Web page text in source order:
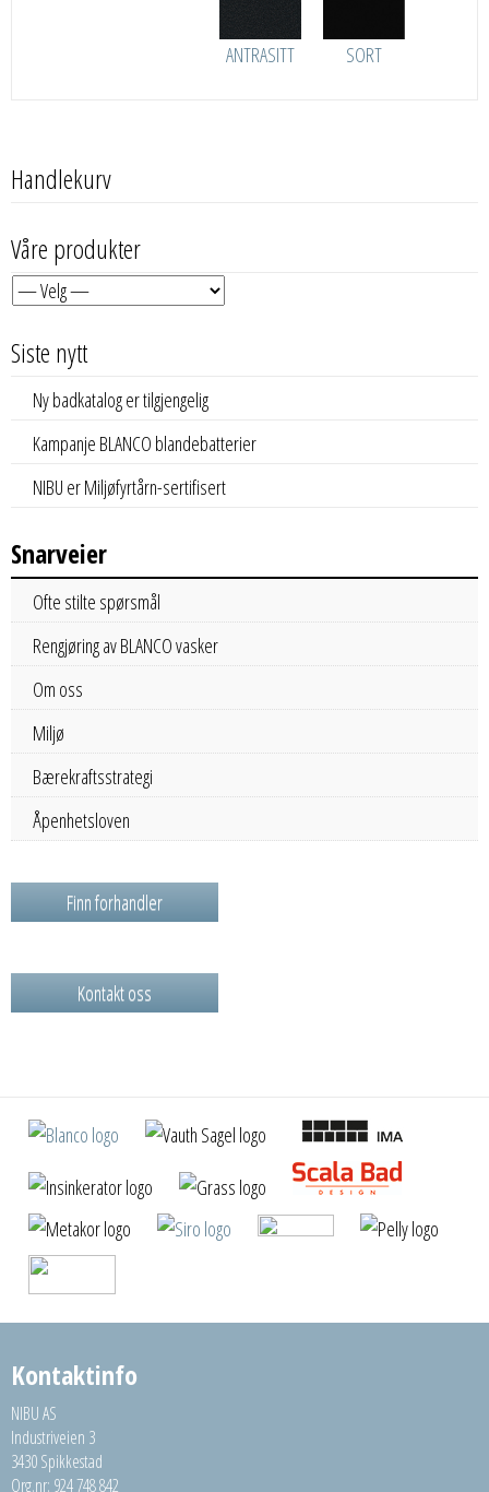
ANTRASITT SORT
Handlekurv
Våre produkter
Siste nytt
Ny badkatalog er tilgjengelig
Kampanje BLANCO blandebatterier
NIBU er Miljøfyrtårn-sertifisert
Snarveier
Ofte stilte spørsmål
Rengjøring av BLANCO vasker
Om oss
Miljø
Bærekraftsstrategi
Åpenhetsloven
Finn forhandler
Kontakt oss
Kontaktinfo
NIBU AS
Industriveien 3
3430 Spikkestad
Org.nr: 924 748 842